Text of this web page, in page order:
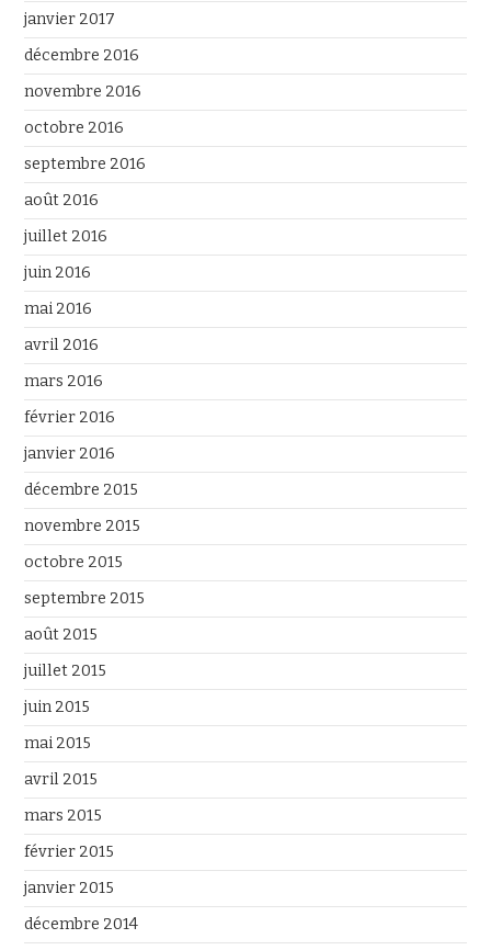
janvier 2017
décembre 2016
novembre 2016
octobre 2016
septembre 2016
août 2016
juillet 2016
juin 2016
mai 2016
avril 2016
mars 2016
février 2016
janvier 2016
décembre 2015
novembre 2015
octobre 2015
septembre 2015
août 2015
juillet 2015
juin 2015
mai 2015
avril 2015
mars 2015
février 2015
janvier 2015
décembre 2014